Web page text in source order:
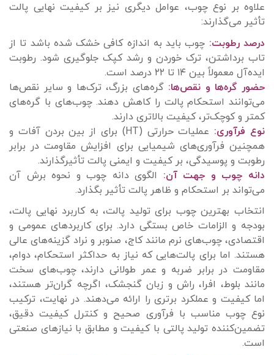
علاوه بر نوع چوب، عوامل دیگری نیز بر کیفیت نهایی پالت
تأثیر می‌گذارند:
درصد رطوبت: چوب باید به اندازه کافی خشک شده باشد تا از
تاب برداشتن، ترک خوردن و رشد کپک جلوگیری شود. رطوبت
ایده‌آل معمولاً بین ۱۴ تا ۲۲ درصد است.
حضور گره‌ها و نقص‌ها: گره‌های بزرگ، ترک‌ها و سایر نقص‌ها
می‌توانند استحکام پالت را کاهش دهند. چوب‌های با گره‌های
کمتر و کوچک‌تر، کیفیت بالاتری دارند.
نوع فرآوری:
عملیات حرارتی (HT) برای از بین بردن آفات و
همچنین فرآوری‌های شیمیایی برای افزایش مقاومت در برابر
رطوبت و پوسیدگی، بر کیفیت و ایمنی پالت تأثیرگذارند.
دانه چوب و جهت آن: الگوی دانه چوب و نحوه برش آن
می‌تواند بر استحکام و ظاهر پالت تأثیر بگذارد.
انتخاب بهترین چوب برای تولید پالت، به کاربرد نهایی پالت،
بودجه و الزامات خاص بستگی دارد. برای کاربردهای عمومی و
اقتصادی، چوب‌های نرم مانند کاج، صنوبر و نراد گزینه‌های عالی
هستند. اما برای پالت‌هایی که نیاز به حداکثر استحکام، دوام،
مقاومت در برابر ضربه و عمر طولانی دارند، چوب‌های سخت
مانند بلوط، افرا، راش و زبان گنجشک، اگرچه گران‌تر هستند،
اما کیفیت و عملکرد برتری را ارائه می‌دهند. در نهایت، ترکیب
نوع چوب مناسب با فرآوری صحیح و کنترل کیفیت دقیق،
تضمین‌کننده تولید پالتی با کیفیت و مطابق با نیازهای صنعتی
است.